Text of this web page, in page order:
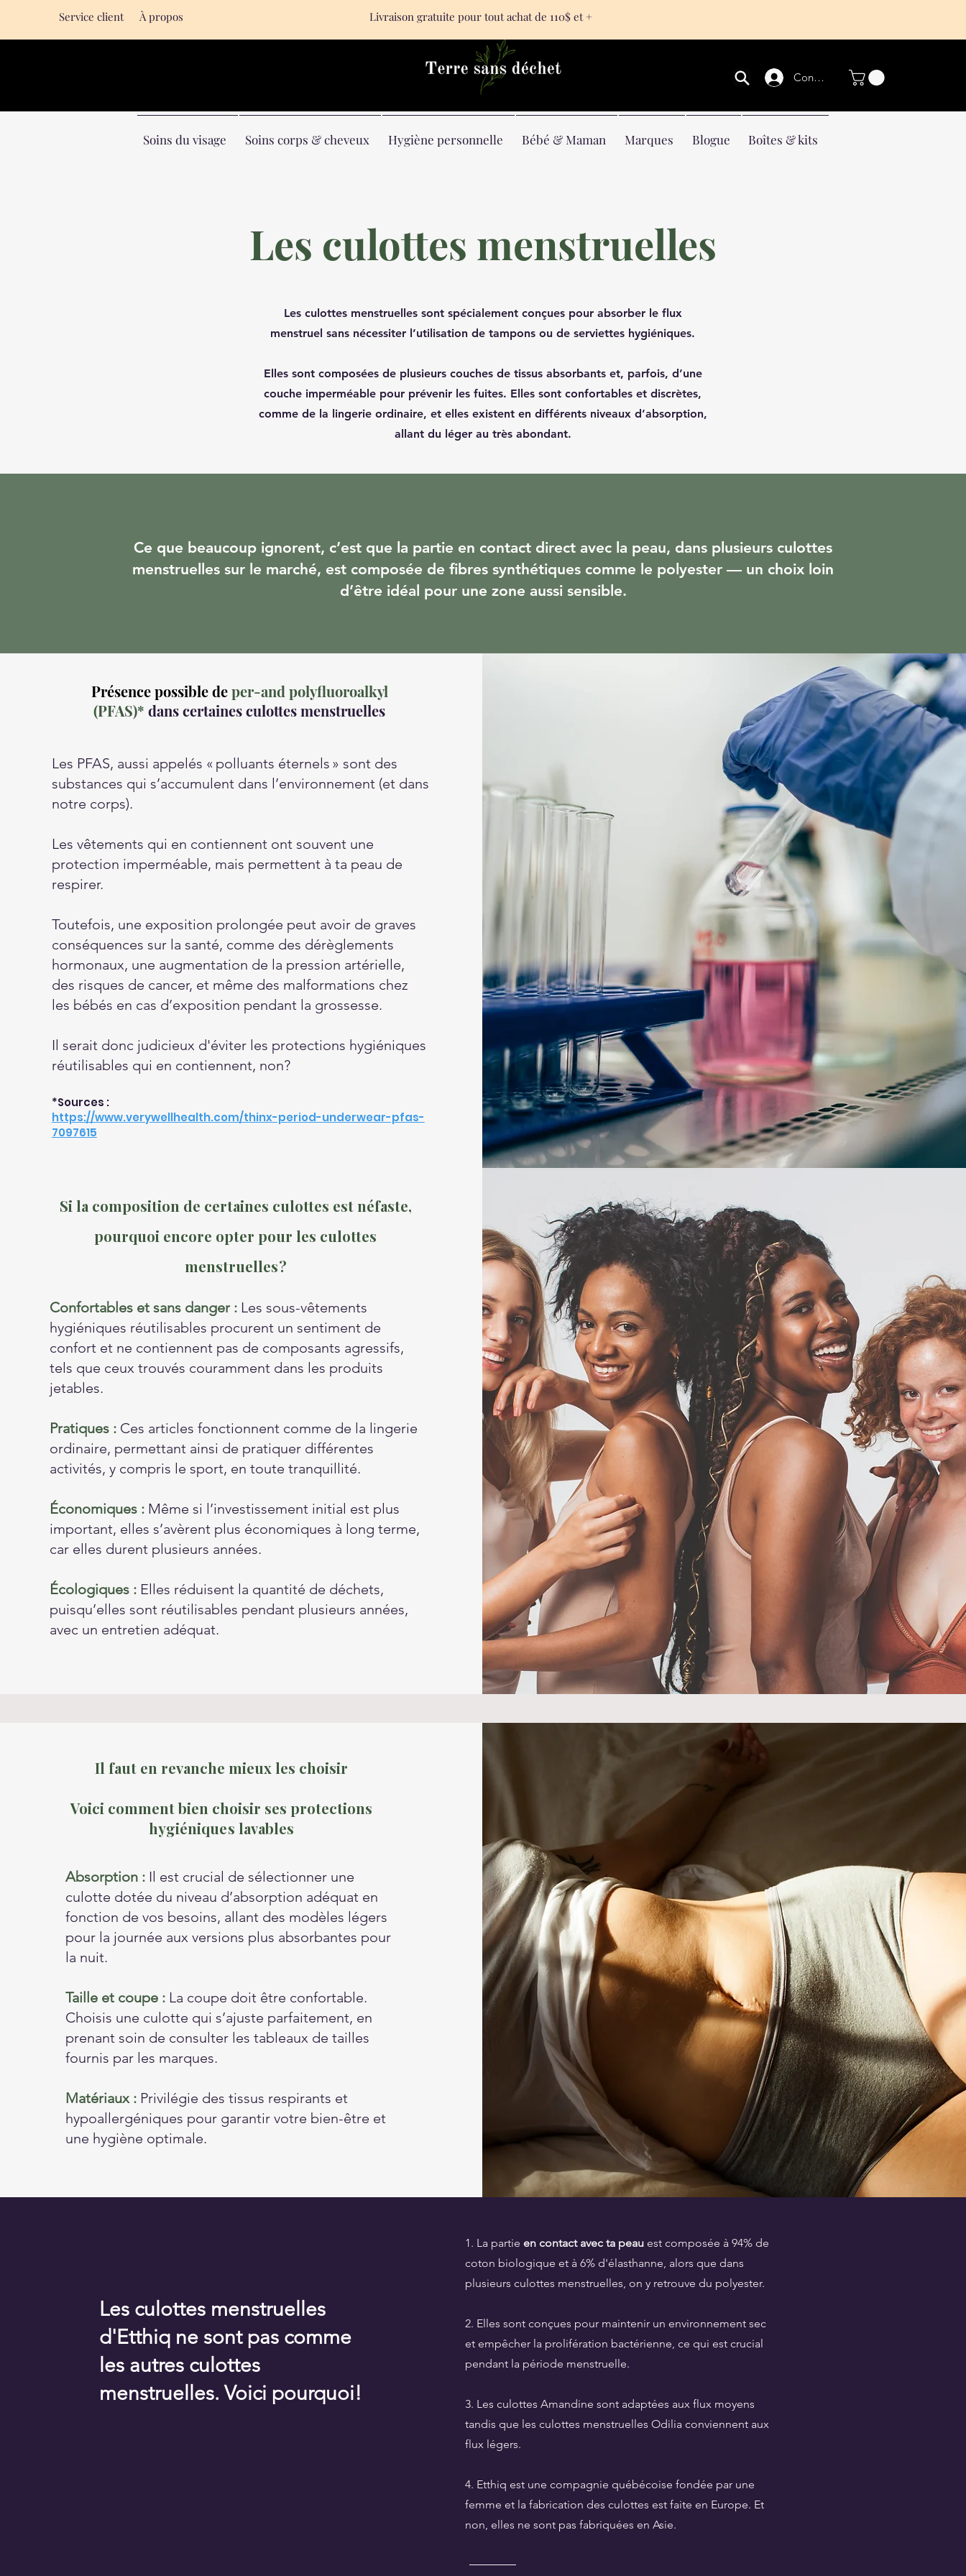
Service client À propos Livraison gratuite pour tout achat de 110$ et +
Connexion
Soins du visage Soins corps & cheveux Hygiène personnelle Bébé & Maman Marques Blogue Boîtes & kits
Les culottes menstruelles
Les culottes menstruelles sont spécialement conçues pour absorber le flux
menstruel sans nécessiter l’utilisation de tampons ou de serviettes hygiéniques.
Elles sont composées de plusieurs couches de tissus absorbants et, parfois, d’une
couche imperméable pour prévenir les fuites. Elles sont confortables et discrètes,
comme de la lingerie ordinaire, et elles existent en différents niveaux d’absorption,
allant du léger au très abondant.
Ce que beaucoup ignorent, c’est que la partie en contact direct avec la peau, dans plusieurs culottes
menstruelles sur le marché, est composée de fibres synthétiques comme le polyester — un choix loin
d’être idéal pour une zone aussi sensible.
Présence possible deper-and polyfluoroalkyl
(PFAS)*dans certaines culottes menstruelles
Les PFAS, aussi appelés « polluants éternels » sont des
substances qui s’accumulent dans l’environnement (et dans
notre corps).
Les vêtements qui en contiennent ont souvent une
protection imperméable, mais permettent à ta peau de
respirer.
Toutefois, une exposition prolongée peut avoir de graves
conséquences sur la santé, comme des dérèglements
hormonaux, une augmentation de la pression artérielle,
des risques de cancer, et même des malformations chez
les bébés en cas d’exposition pendant la grossesse.
Il serait donc judicieux d'éviter les protections hygiéniques
réutilisables qui en contiennent, non?
*Sources :
https://www.verywellhealth.com/thinx-period-underwear-pfas-
7097615
Si la composition de certaines culottes est néfaste,
pourquoi encore opter pour les culottes
menstruelles ?
Confortables et sans danger :Les sous-vêtements
hygiéniques réutilisables procurent un sentiment de
confort et ne contiennent pas de composants agressifs,
tels que ceux trouvés couramment dans les produits
jetables.
Pratiques : Ces articles fonctionnent comme de la lingerie
ordinaire, permettant ainsi de pratiquer différentes
activités, y compris le sport, en toute tranquillité.
Économiques : Même si l’investissement initial est plus
important, elles s’avèrent plus économiques à long terme,
car elles durent plusieurs années.
Écologiques : Elles réduisent la quantité de déchets,
puisqu’elles sont réutilisables pendant plusieurs années,
avec un entretien adéquat.
Il faut en revanche mieux les choisir
Voici comment bien choisir ses protections
hygiénique s lavables
Absorption :Il est crucial de sélectionner une
culotte dotée du niveau d’absorption adéquat en
fonction de vos besoins, allant des modèles légers
pour la journée aux versions plus absorbantes pour
la nuit.
Taille et coupe : La coupe doit être confortable.
Choisis une culotte qui s’ajuste parfaitement, en
prenant soin de consulter les tableaux de tailles
fournis par les marques.
Matériaux : Privilégie des tissus respirants et
hypoallergéniques pour garantir votre bien-être et
une hygiène optimale.
Les culottes menstruelles
d'Etthiq ne sont pas comme
les autres culottes
menstruelles. Voici pourquoi!
1. La partie en contact avec ta peau est composée à 94% de
coton biologique et à 6% d'élasthanne, alors que dans
plusieurs culottes menstruelles, on y retrouve du polyester.
2. Elles sont conçues pour maintenir un environnement sec
et empêcher la prolifération bactérienne, ce qui est crucial
pendant la période menstruelle.
3. Les culottes Amandine sont adaptées aux flux moyens
tandis que les culottes menstruelles Odilia conviennent aux
flux légers.
4. Etthiq est une compagnie québécoise fondée par une
femme et la fabrication des culottes est faite en Europe. Et
non, elles ne sont pas fabriquées en Asie.